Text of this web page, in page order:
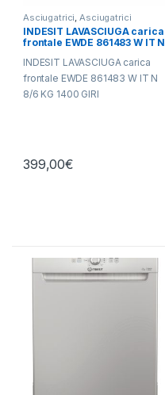
Asciugatrici Asciugatrici
Standard,Carico Frontale
Indesit, Lavasciuga,Lavatrici,
Libera Installazione, Libera
INDESIT LAVASCIUGA carica
frontale EWDE 861483 W IT N
INDESIT LAVASCIUGA carica
frontale EWDE 861483 W IT N
8/6 KG 1400 GIRI
399,00€